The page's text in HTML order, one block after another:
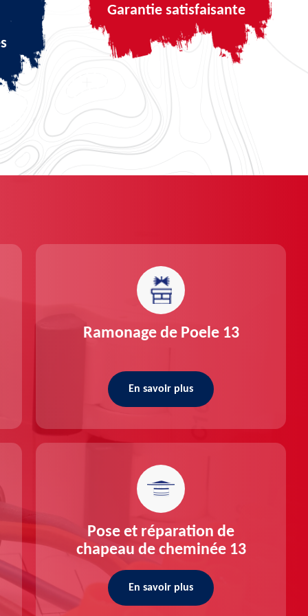
Garantie satisfaisante
Ramonage de Poele 13
En savoir plus
Pose et réparation de
chapeau de cheminée 13
En savoir plus